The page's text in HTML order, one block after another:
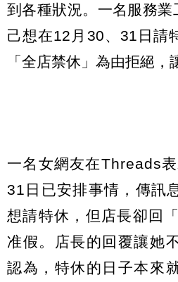
到各種狀況。一名服務業
己想在12月30、31日請
「全店禁休」為由拒絕，
一名女網友在Threads
31日已安排事情，傳訊
想請特休，但店長卻回
准假。店長的回覆讓她
認為，特休的日子本來